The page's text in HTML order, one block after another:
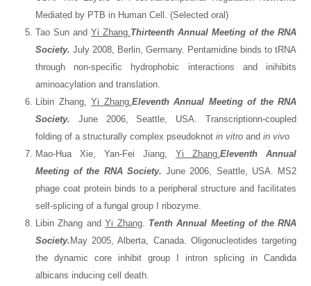
Mediated by PTB in Human Cell. (Selected oral)
Tao Sun and Yi Zhang.Thirteenth Annual Meeting of the RNA
Society. July 2008, Berlin, Germany. Pentamidine binds to tRNA
through non-specific hydrophobic interactions and inihibits
aminoacylation and translation.
Libin Zhang, Yi Zhang.Eleventh Annual Meeting of the RNA
Society. June 2006, Seattle, USA. Transcriptionn-coupled
folding of a structurally complex pseudoknot in vitro and in vivo
Mao-Hua Xie, Yan-Fei Jiang, Yi Zhang.Eleventh Annual
Meeting of the RNA Society. June 2006, Seattle, USA. MS2
phage coat protein binds to a peripheral structure and facilitates
self-splicing of a fungal group I ribozyme.
Libin Zhang andYi Zhang. Tenth Annual Meeting of the RNA
Society. May 2005, Alberta, Canada. Oligonucleotides targeting
the dynamic core inhibit group I intron splicing in Candida
albicans inducing cell death.